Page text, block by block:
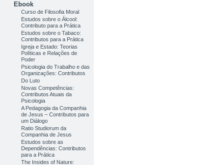
Ebook
Curso de Filosofia Moral
Estudos sobre o Álcool:
Contributo para a Prática
Estudos sobre o Tabaco:
Contributos para a Prática
Igreja e Estado: Teorias
Políticas e Relações de
Poder
Psicologia do Trabalho e das
Organizações: Contributos
Do Luto
Novas Competências:
Contributos Atuais da
Psicologia
A Pedagogia da Companhia
de Jesus – Contributos para
um Diálogo
Ratio Studiorum da
Companhia de Jesus
Estudos sobre as
Dependências: Contributos
para a Prática
The Insides of Nature: